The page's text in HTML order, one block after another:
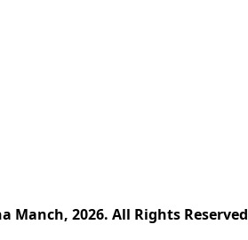
Manch, 2026. All Rights Reserved